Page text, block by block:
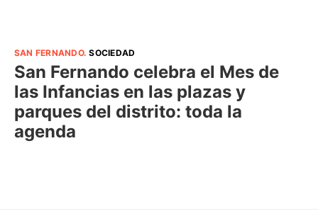
SAN FERNANDO.SOCIEDAD
San Fernando celebra el Mes de
las Infancias en las plazas y
parques del distrito: toda la
agenda